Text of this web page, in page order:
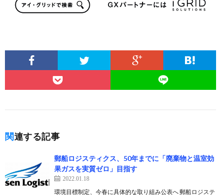
関連する記事
郵船ロジスティクス、50年までに「廃棄物と温室効
果ガスを実質ゼロ」目指す
2022.01.18
環境目標制定、今春に具体的な取り組み公表へ 郵船ロジステ